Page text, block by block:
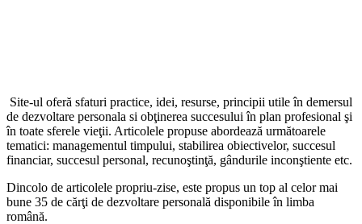
Site-ul oferă sfaturi practice, idei, resurse, principii utile în demersul
de dezvoltare personala si obţinerea succesului în plan profesional şi
în toate sferele vieţii. Articolele propuse abordează următoarele
tematici: managementul timpului, stabilirea obiectivelor, succesul
financiar, succesul personal, recunoştinţă, gândurile inconştiente etc.
Dincolo de articolele propriu-zise, este propus un top al celor mai
bune 35 de cărţi de dezvoltare personală disponibile în limba
română.